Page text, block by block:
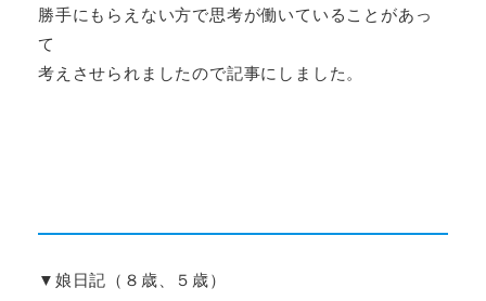
勝手にもらえない方で思考が働いていることがあっ
て
考えさせられましたので記事にしました。
▼娘日記（８歳、５歳）